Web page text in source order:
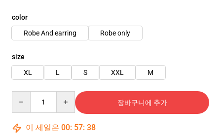
color
Robe And earring
Robe only
size
XL
L S XXL M
장바구니에 추가
이 세일은 00: 57: 37